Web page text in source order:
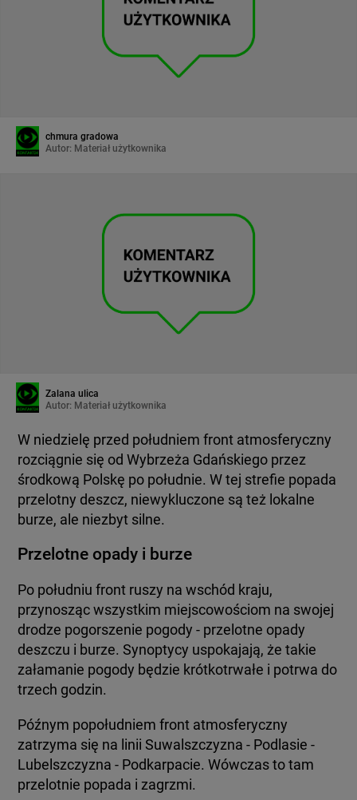
chmura gradowa
Autor: Materiał użytkownika
Zalana ulica
Autor: Materiał użytkownika
W niedzielę przed południem front atmosferyczny
rozciągnie się od Wybrzeża Gdańskiego przez
środkową Polskę po południe. W tej strefie popada
przelotny deszcz, niewykluczone są też lokalne
burze, ale niezbyt silne.
Przelotne opady i burze
Po południu front ruszy na wschód kraju,
przynosząc wszystkim miejscowościom na swojej
drodze pogorszenie pogody - przelotne opady
deszczu i burze. Synoptycy uspokajają, że takie
załamanie pogody będzie krótkotrwałe i potrwa do
trzech godzin.
Późnym popołudniem front atmosferyczny
zatrzyma się na linii Suwalszczyzna - Podlasie -
Lubelszczyzna - Podkarpacie. Wówczas to tam
przelotnie popada i zagrzmi.